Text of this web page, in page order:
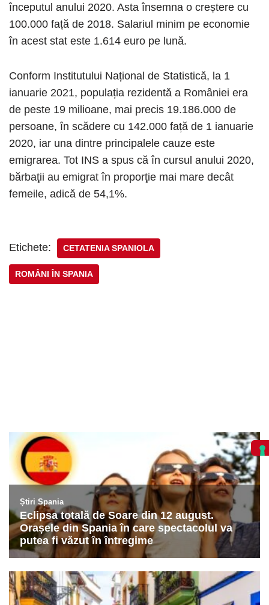
începutul anului 2020. Asta însemna o creștere cu
100.000 față de 2018. Salariul minim pe economie
în acest stat este 1.614 euro pe lună.
Conform Institutului Național de Statistică, la 1
ianuarie 2021, populația rezidentă a României era
de peste 19 milioane, mai precis 19.186.000 de
persoane, în scădere cu 142.000 față de 1 ianuarie
2020, iar una dintre principalele cauze este
emigrarea. Tot INS a spus că în cursul anului 2020,
bărbaţii au emigrat în proporţie mai mare decât
femeile, adică de 54,1%.
Etichete: CETATENIA SPANIOLA
ROMÂNI ÎN SPANIA